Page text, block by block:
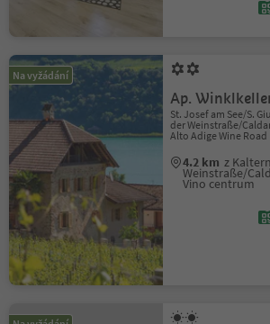
Na vyžádání
Ap.
St. Josef am See/S.
der Weinstraße/
Alto Adige Wine Road
4.2 km z
Weinstraße/
Vino centrum